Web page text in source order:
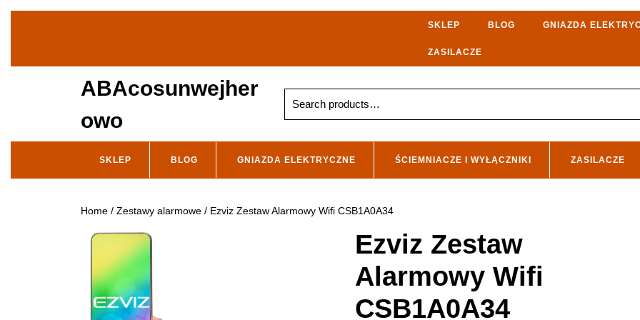
SKLEP BLOG GNIAZDA
ZASILACZE
ABAcosunwejher
owo
for:
SKLEP BLOG GNIAZDA ELEKTRYCZNE ŚCIEMNIACZE I WYŁĄCZNIKI ZASILACZE
Home /Zestawy alarmowe / Ezviz Zestaw Alarmowy Wifi CSB1A0A34
Ezviz Zestaw
Alarmowy Wifi
CSB1A0A34